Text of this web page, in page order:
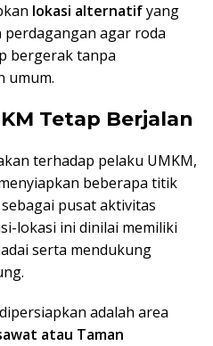
lokasi alternatifyang
agar roda
bergerak tanpa
umum.
Tetap Berjalan
terhadap pelaku UMKM,
beberapa titik
pusat aktivitas
lokasi ini dinilai memiliki
serta mendukung
adalah area
atau Taman